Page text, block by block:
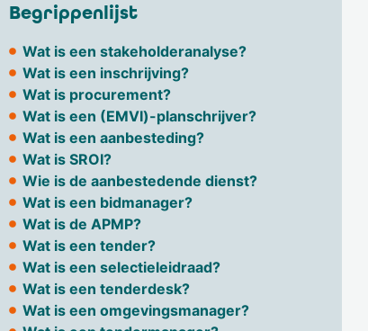
Begrippenlijst
Wat is een stakeholderanalyse?
Wat is een inschrijving?
Wat is procurement?
Wat is een (EMVI)-planschrijver?
Wat is een aanbesteding?
Wat is SROI?
Wie is de aanbestedende dienst?
Wat is een bidmanager?
Wat is de APMP?
Wat is een tender?
Wat is een selectieleidraad?
Wat is een tenderdesk?
Wat is een omgevingsmanager?